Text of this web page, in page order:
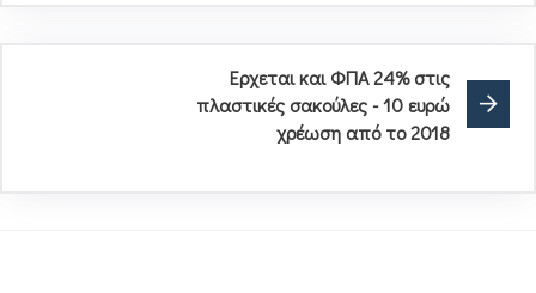
Ερχεται και ΦΠΑ 24% στις
πλαστικές σακούλες - 10 ευρώ
χρέωση από το 2018